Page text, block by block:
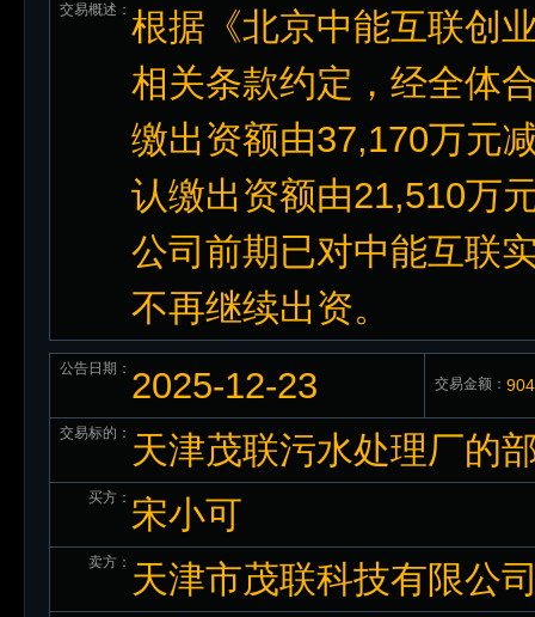
交易概述： 根据《北京中能互联创
相关条款约定，经全体
缴出资额由37,170万元
认缴出资额由21,510万
公司前期已对中能互联
不再继续出资。
公告日期： 2025-12-23 交易金额：
交易标的： 天津茂联污水处理厂的
买方： 宋小可
卖方： 天津市茂联科技有限公